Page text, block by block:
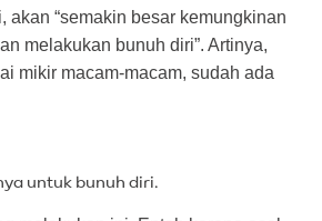
akan “semakin besar kemungkinan
melakukan bunuh diri”. Artinya,
mikir macam-macam, sudah ada
untuk bunuh diri.